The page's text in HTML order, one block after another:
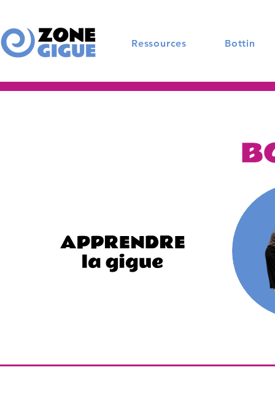
Ressources Bottin